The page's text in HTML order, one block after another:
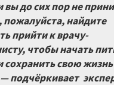
до сих пор не
найдите
прийти к врачу-
чтобы начать
сохранить свою
подчёркивает